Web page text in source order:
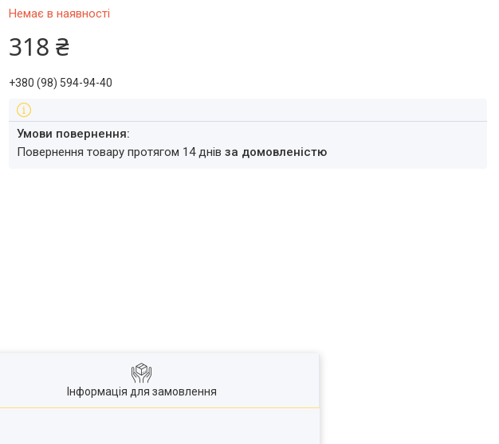
Немає в наявності
318 ₴
+380 (98) 594-94-40
повернення товару протягом 14 днівза домовленістю
Інформація для замовлення